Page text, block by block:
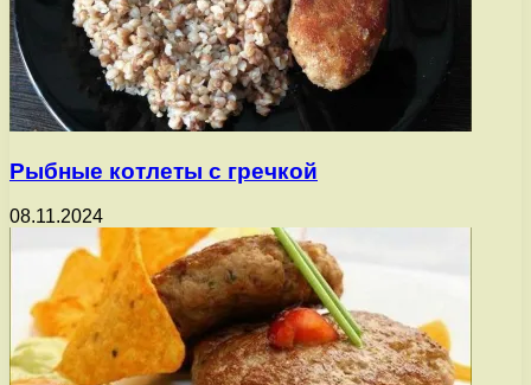
Рыбные котлеты с гречкой
08.11.2024